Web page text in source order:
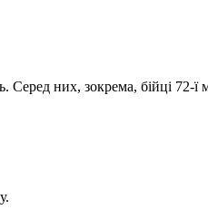
них, зокрема, бійці 72-ї